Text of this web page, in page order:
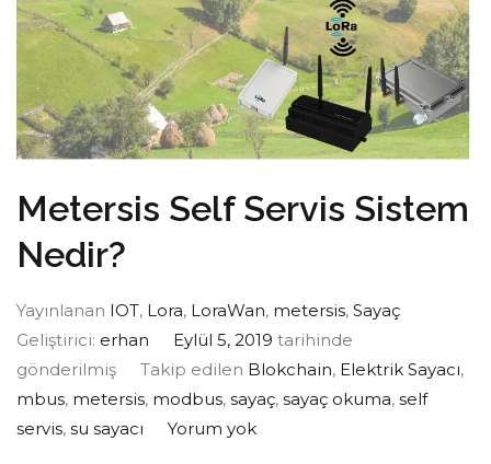
Metersis Self Servis Sistem
Nedir?
Yayınlanan IOT, Lora, LoraWan, metersis, Sayaç
Geliştirici: erhan Eylül 5, 2019 tarihinde
gönderilmiş
Takip edilen Blokchain, Elektrik Sayacı,
mbus, metersis, modbus, sayaç, sayaç okuma, self
servis, su sayacı Yorum yok